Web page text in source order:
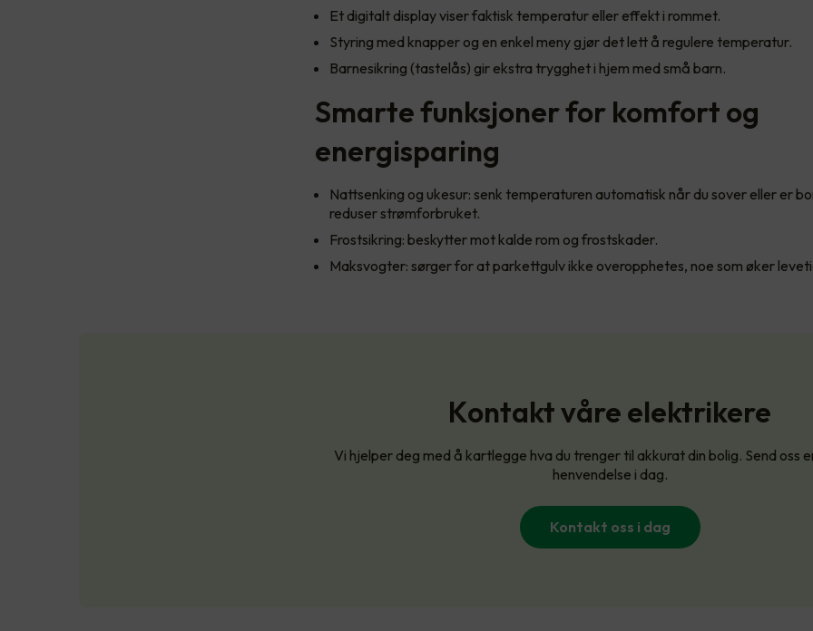
Et digitalt display viser faktisk temperatur eller effekt i rommet.
Styring med knapper og en enkel meny gjør det lett å regulere temperatur.
Barnesikring (tastelås) gir ekstra trygghet i hjem med små barn.
Smarte funksjoner for komfort og
energisparing
Nattsenking og ukesur: senk temperaturen automatisk når du sover eller er
reduser strømforbruket.
Frostsikring: beskytter mot kalde rom og frostskader.
Maksvogter: sørger for at parkettgulv ikke overopphetes, noe som øker
Kontakt våre elektrikere
Vi hjelper deg med å kartlegge hva du trenger til akkurat din bolig. Send oss
henvendelse i dag.
Kontakt oss i dag